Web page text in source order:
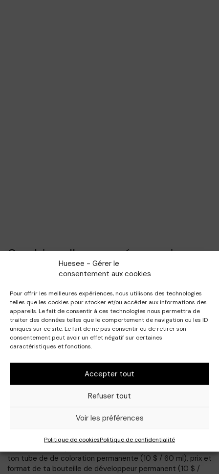
Huesee - Gérer le
consentement aux cookies
Pour offrir les meilleures expériences, nous utilisons des technologies
telles que les cookies pour stocker et/ou accéder aux informations des
appareils. Le fait de consentir à ces technologies nous permettra de
traiter des données telles que le comportement de navigation ou les ID
uniques sur ce site. Le fait de ne pas consentir ou de retirer son
consentement peut avoir un effet négatif sur certaines
caractéristiques et fonctions.
Accepter tout
Refuser tout
Voir les préférences
Politique de cookiesPolitique de confidentialité
Combien allez-vous économiser
avec HueSee?
pour découvrir les économies
potentielles avec HueSee. C’est un
moyen facile de voir comment le choix de
nos produits peut vous faire économiser
de l’argent.
Vous êtes prêt à le découvrir? Répondez
au quiz dès maintenant!
un mélange colorant de 60 ml et une année de 52 semaines.
Ils ont aussi été calculés à partir des réponses que tu as
ton tube de de coloration permanente (10 $ / 60 ml), prix et
format de ta bouteille de développeur permanent (10 $ /